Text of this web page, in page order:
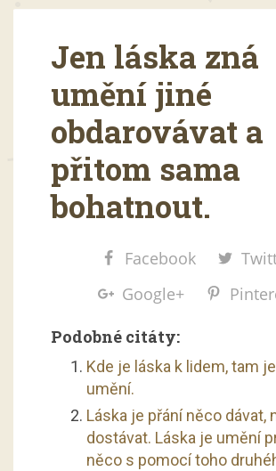
Jen láska zná
umění jiné
obdarovávat a
přitom sama
bohatnout.
Facebook
Google+
Podobné citáty:
Kde je láska k lidem, tam
umění.
Láska je přání něco dávat,
dostávat. Láska je umění
něco s pomocí toho